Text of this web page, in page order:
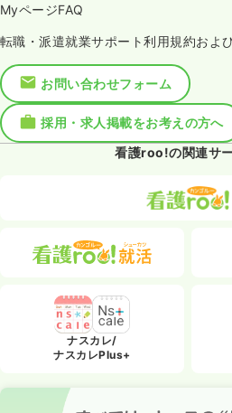
MyページFAQ
転職・派遣就業サポート利用規約およ
お問い合わせフォーム
採用・求人掲載をお考えの方へ
看護roo!の関連サ
ナスカレ/
ナスカレPlus+